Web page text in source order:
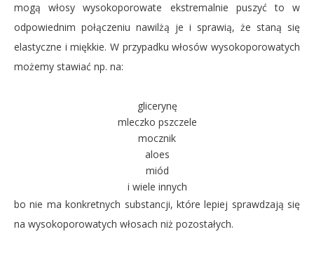
mogą włosy wysokoporowate ekstremalnie puszyć to w
odpowiednim połączeniu nawilżą je i sprawią, że staną się
elastyczne i miękkie. W przypadku włosów wysokoporowatych
możemy stawiać np. na:
glicerynę
mleczko pszczele
mocznik
aloes
miód
i wiele innych
bo nie ma konkretnych substancji, które lepiej sprawdzają się
na wysokoporowatych włosach niż pozostałych.